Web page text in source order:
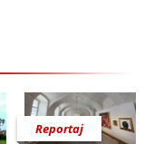
Reportaj